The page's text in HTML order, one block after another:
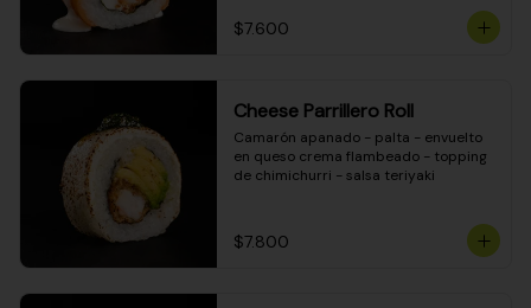
$7.600
Cheese Parrillero Roll
Camarón apanado - palta - envuelto
en queso crema flambeado - topping
de chimichurri - salsa teriyaki
$7.800